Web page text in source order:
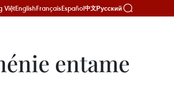
ViệtEnglishFrançaisEspañol中文Русский
entame